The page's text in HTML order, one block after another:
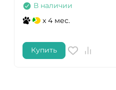
В наличии
x 4 мес.
Купить